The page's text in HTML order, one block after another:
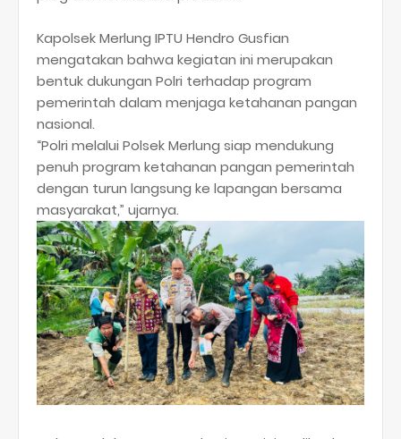
Kapolsek Merlung IPTU Hendro Gusfian
mengatakan bahwa kegiatan ini merupakan
bentuk dukungan Polri terhadap program
pemerintah dalam menjaga ketahanan pangan
nasional.
“Polri melalui Polsek Merlung siap mendukung
penuh program ketahanan pangan pemerintah
dengan turun langsung ke lapangan bersama
masyarakat,” ujarnya.